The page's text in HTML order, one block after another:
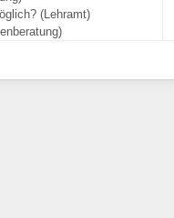
(Lehramt)